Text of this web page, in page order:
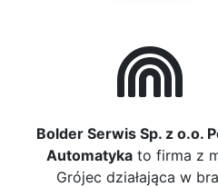
Bolder Serwis Sp. z o.o.
Automatykato firma z
Grójec działająca w